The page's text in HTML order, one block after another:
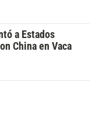
a Estados
China en Vaca